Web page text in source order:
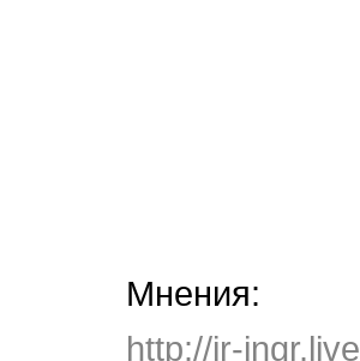
Мнения:
http://ir-